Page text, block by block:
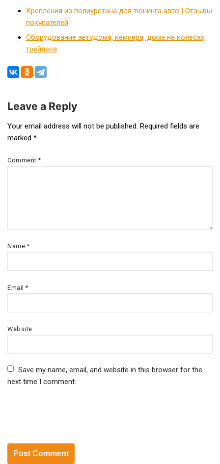
Крепления из полиуретана для тюнинга авто | Отзывы
покупателей
Оборудование автодома, кемпера, дома на колесах,
трейлера
Post
navigation
Leave a Reply
Your email address will not be published. Required fields are
marked *
Comment*
Name*
Email*
Website
Save my name, email, and website in this browser for the
next time I comment.